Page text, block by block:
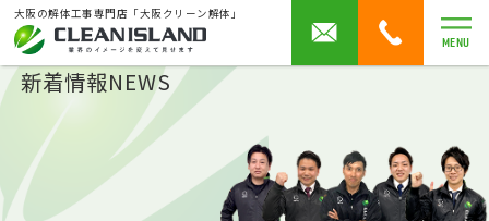
大阪の解体工事専門店「大阪クリーン解体」
MENU
新着情報NEWS